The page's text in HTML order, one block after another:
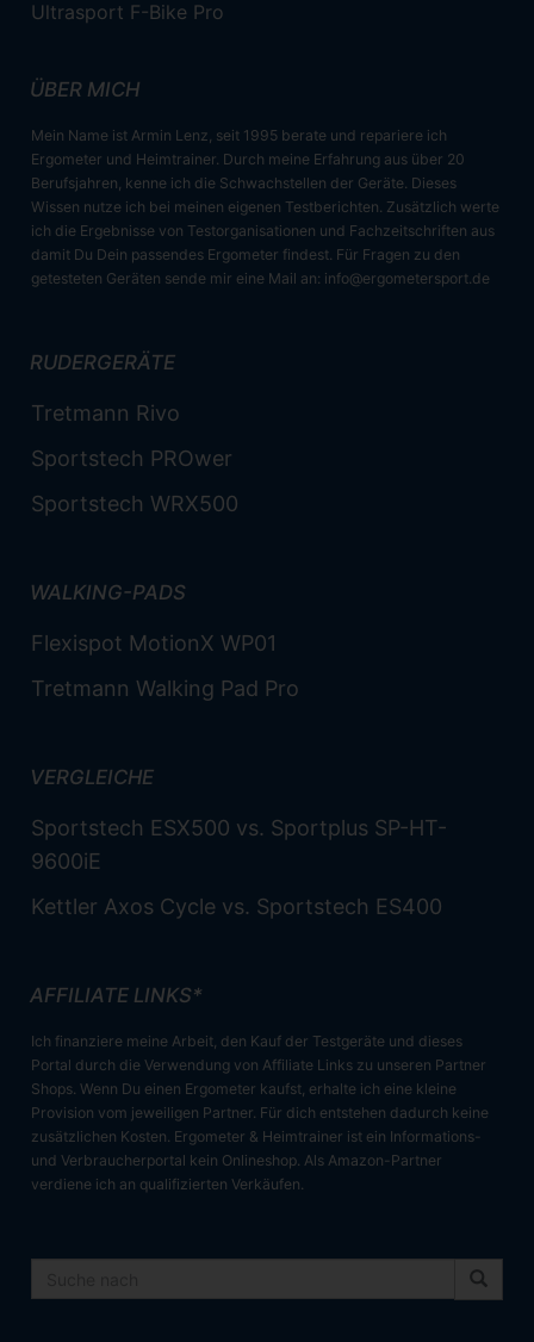
Ultrasport F-Bike Pro
ÜBER MICH
Mein Name ist Armin Lenz, seit 1995 berate und repariere ich
Ergometer und Heimtrainer. Durch meine Erfahrung aus über 20
Berufsjahren, kenne ich die Schwachstellen der Geräte. Dieses
Wissen nutze ich bei meinen eigenen Testberichten. Zusätzlich werte
ich die Ergebnisse von Testorganisationen und Fachzeitschriften aus
damit Du Dein passendes Ergometer findest. Für Fragen zu den
getesteten Geräten sende mir eine Mail an: info@ergometersport.de
RUDERGERÄTE
Tretmann Rivo
Sportstech PROwer
Sportstech WRX500
WALKING-PADS
Flexispot MotionX WP01
Tretmann Walking Pad Pro
VERGLEICHE
Sportstech ESX500 vs. Sportplus SP-HT-
9600iE
Kettler Axos Cycle vs. Sportstech ES400
AFFILIATE LINKS*
Ich finanziere meine Arbeit, den Kauf der Testgeräte und dieses
Portal durch die Verwendung von Affiliate Links zu unseren Partner
Shops. Wenn Du einen Ergometer kaufst, erhalte ich eine kleine
Provision vom jeweiligen Partner. Für dich entstehen dadurch keine
zusätzlichen Kosten. Ergometer & Heimtrainer ist ein Informations-
und Verbraucherportal kein Onlineshop. Als Amazon-Partner
verdiene ich an qualifizierten Verkäufen.